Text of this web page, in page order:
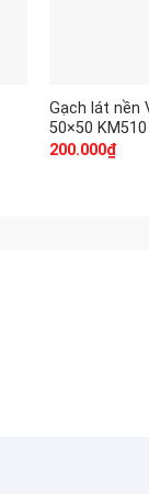
Gạch lát nền
50×50 KM510
200.000₫